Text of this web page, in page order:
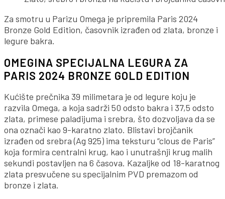
Za smotru u Parizu Omega je pripremila Paris 2024
Bronze Gold Edition, časovnik izrađen od zlata, bronze i
legure bakra.
OMEGINA SPECIJALNA LEGURA ZA
PARIS 2024 BRONZE GOLD EDITION
Kućište prečnika 39 milimetara je od legure koju je
razvila Omega, a koja sadrži 50 odsto bakra i 37,5 odsto
zlata, primese paladijuma i srebra, što dozvoljava da se
ona označi kao 9-karatno zlato. Blistavi brojčanik
izrađen od srebra (Ag 925) ima teksturu “clous de Paris”
koja formira centralni krug, kao i unutrašnji krug malih
sekundi postavljen na 6 časova. Kazaljke od 18-karatnog
zlata presvučene su specijalnim PVD premazom od
bronze i zlata.